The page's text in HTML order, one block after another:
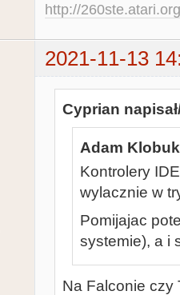
http://260ste.atari.org
2021-11-13
Cyprian
Adam
Kontrolery
wylacznie w
Pomijajac
systemie), a i
Na Falconie czy